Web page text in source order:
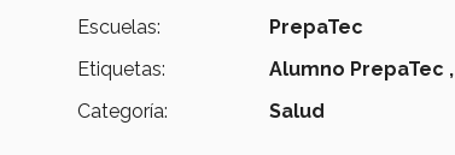
Escuelas:
PrepaTec
Etiquetas:
Alumno PrepaTec ,
Categoría:
Salud